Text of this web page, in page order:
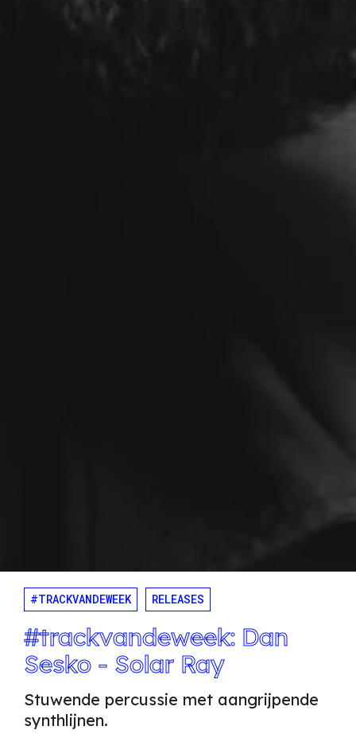
#TRACKVANDEWEEK RELEASES
#trackvandeweek: Dan
Sesko - Solar Ray
Stuwende percussie met aangrijpende
synthlijnen.